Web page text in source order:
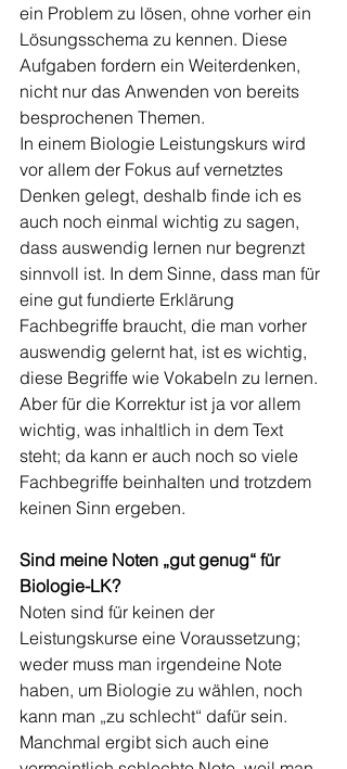
ein Problem zu lösen, ohne vorher ein
Lösungsschema zu kennen. Diese
Aufgaben fordern ein Weiterdenken,
nicht nur das Anwenden von bereits
besprochenen Themen.
In einem Biologie Leistungskurs wird
vor allem der Fokus auf vernetztes
Denken gelegt, deshalb finde ich es
auch noch einmal wichtig zu sagen,
dass auswendig lernen nur begrenzt
sinnvoll ist. In dem Sinne, dass man für
eine gut fundierte Erklärung
Fachbegriffe braucht, die man vorher
auswendig gelernt hat, ist es wichtig,
diese Begriffe wie Vokabeln zu lernen.
Aber für die Korrektur ist ja vor allem
wichtig, was inhaltlich in dem Text
steht; da kann er auch noch so viele
Fachbegriffe beinhalten und trotzdem
keinen Sinn ergeben.
Sind meine Noten „gut genug“ für
Biologie-LK?
Noten sind für keinen der
Leistungskurse eine Voraussetzung;
weder muss man irgendeine Note
haben, um Biologie zu wählen, noch
kann man „zu schlecht“ dafür sein.
Manchmal ergibt sich auch eine